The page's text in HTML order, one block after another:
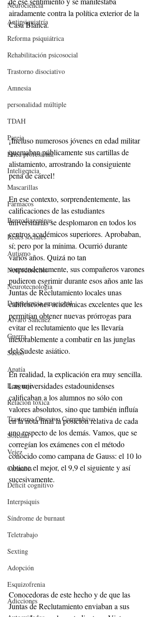
Neurociencia
Antipsiquiatría
Reforma psiquiátrica
Rehabilitación psicosocial
Trastorno disociativo
Amnesia
personalidad múltiple
TDAH
Pareja
Ética profesional
Inteligencia
Mascarillas
Fármacos
Benzodiazepinas
Redes sociales
Autismo
Neuroderechos
Neurotecnología
Dependencia emocional
Alvaro Sánchez
Guerra
Sueño
Apatía
Lenguaje
Relación tóxica
Trastorno Obsesivo Compulsivo
Soledad
Vejez
Cannabis
Déficit cognitivo
Interpsiquis
Síndrome de burnaut
Teletrabajo
Sexting
Adopción
Esquizofrenia
Adicciones
airadamente contra la política exterior de la
Casa Blanca.
¡Incluso numerosos jóvenes en edad militar
quemaban públicamente sus cartillas de
alistamiento, arrostrando la consiguiente
pena de cárcel!
En ese contexto, sorprendentemente, las
calificaciones de las estudiantes
universitarias se desplomaron en todos los
centros académicos superiores. Aprobaban,
sí; pero por la mínima. Ocurrió durante
varios años. Quizá no tan
sorprendentemente, sus compañeros varones
pudieron esgrimir durante esos años ante las
Juntas de Reclutamiento locales unas
calificaciones académicas excelentes que les
permitían obtener nuevas prórrogas para
evitar el reclutamiento que les llevaría
inexorablemente a combatir en las junglas
del Sudeste asiático.
En realidad, la explicación era muy sencilla.
Las universidades estadounidenses
calificaban a los alumnos no sólo con
valores absolutos, sino que también influía
en la nota final la posición relativa de cada
uno respecto de los demás. Vamos, que se
corregían los exámenes con el método
conocido como campana de Gauss: el 10 lo
obtiene el mejor, el 9,9 el siguiente y así
sucesivamente.
Conocedoras de este hecho y de que las
Juntas de Reclutamiento enviaban a sus